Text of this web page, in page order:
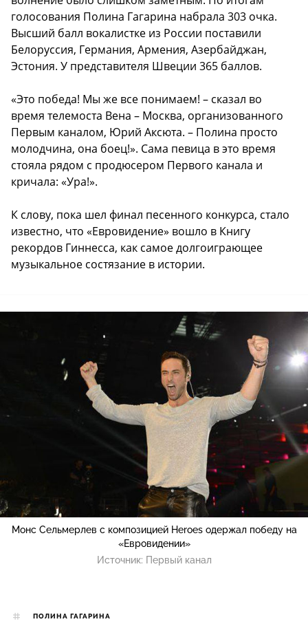
голосования Полина Гагарина набрала 303 очка.
Высший балл вокалистке из России поставили
Белоруссия, Германия, Армения, Азербайджан,
Эстония. У представителя Швеции 365 баллов.
«Это победа! Мы же все понимаем! – сказал во
время телемоста Вена – Москва, организованного
Первым каналом, Юрий Аксюта. – Полина просто
молодчина, она боец!». Сама певица в это время
стояла рядом с продюсером Первого канала и
кричала: «Ура!».
К слову, пока шел финал песенного конкурса, стало
известно, что «Евровидение» вошло в Книгу
рекордов Гиннесса, как самое долгоиграющее
музыкальное состязание в истории.
Монс Сельмерлев с композицией Heroes одержал победу на
«Евровидении»
Источник: Первый канал
ПОЛИНА ГАГАРИНА